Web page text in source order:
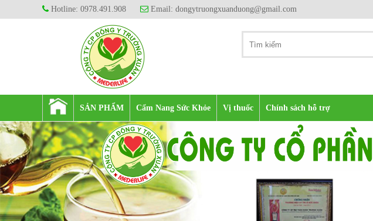
Hotline: 0978.491.908 Email: dongytruongxuanduong@gmail.com
SẢN PHẨM Cẩm Nang Sức Khỏe Vị thuốc Chính sách hỗ trợ